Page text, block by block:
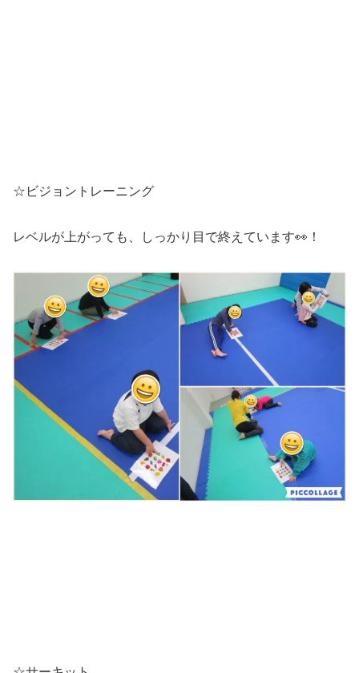
☆ビジョントレーニング
レベルが上がっても、しっかり目で終えています👀！